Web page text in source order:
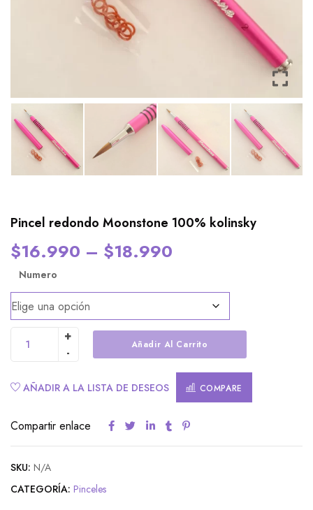
Pincel redondo Moonstone 100% kolinsky
$16.990 – $18.990
Numero
Añadir Al Carrito
AÑADIR A LA LISTA DE DESEOS COMPARE
Compartir enlace
SKU: N/A
CATEGORÍA: Pinceles